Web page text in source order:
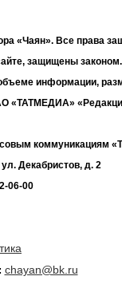
«Чаян». Все права
защищены законом.
информации,
«ТАТМЕДИА»
коммуникациям
Декабристов, д. 2
06-00
chayan@bk.ru